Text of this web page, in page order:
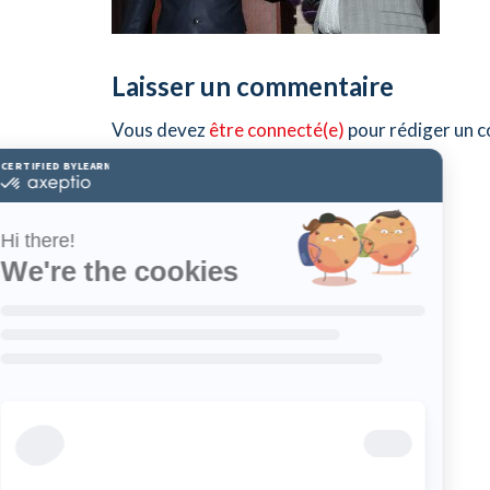
Laisser un commentaire
Vous devezêtre connecté(e) pour rédiger un